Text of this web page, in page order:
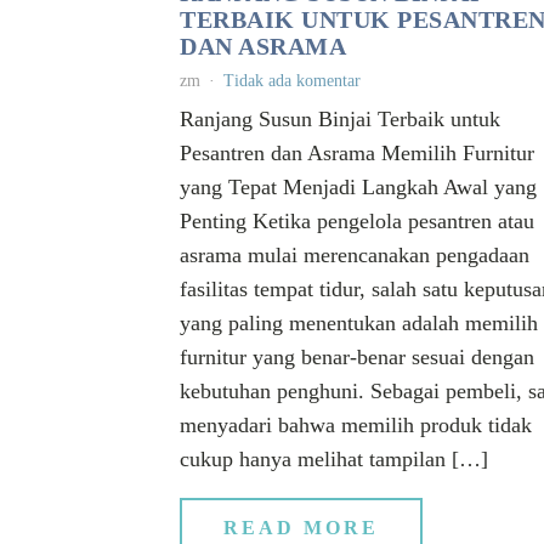
TERBAIK UNTUK PESANTREN
DAN ASRAMA
zm Tidak ada komentar
Ranjang Susun Binjai Terbaik untuk
Pesantren dan Asrama Memilih Furnitur
yang Tepat Menjadi Langkah Awal yang
Penting Ketika pengelola pesantren atau
asrama mulai merencanakan pengadaan
fasilitas tempat tidur, salah satu
yang paling menentukan adalah memilih
furnitur yang benar-benar sesuai dengan
kebutuhan penghuni. Sebagai pembeli,
menyadari bahwa memilih produk tidak
cukup hanya melihat tampilan […]
READ MORE